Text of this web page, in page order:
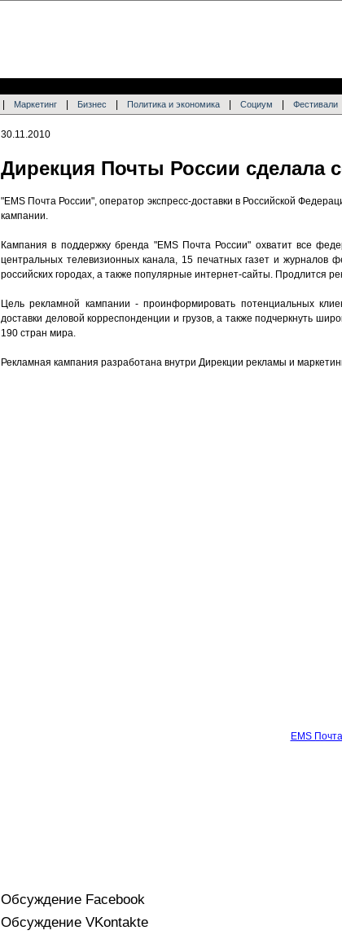
Маркетинг Бизнес Политика и экономика Социум Фестивали
30.11.2010
Дирекция Почты России сделала
"EMS Почта России", оператор экспресс-доставки в Российской
кампании.
Кампания в поддержку бренда "EMS Почта России" охватит все
центральных телевизионных канала, 15 печатных газет и журналов
российских городах, а также популярные интернет-сайты. Продлится
Цель рекламной кампании - проинформировать потенциальных
доставки деловой корреспонденции и грузов, а также подчеркнуть
190 стран мира.
Рекламная кампания разработана внутри Дирекции рекламы и
EMS
Обсуждение Facebook
Обсуждение VKontakte